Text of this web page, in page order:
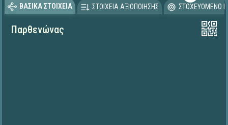
ΒΑΣΙΚΑ ΣΤΟΙΧΕΙΑ ΣΤΟΙΧΕΙΑ ΑΞΙΟΠΟΙΗΣΗΣ ΣΤΟΧΕΥΟΜΕΝΟ
Παρθενώνας